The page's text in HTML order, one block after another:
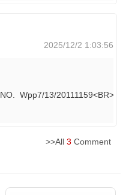
2025/12/2 1:03:56
Wpp7/13/20111159<BR>$
>>All 3 Comment